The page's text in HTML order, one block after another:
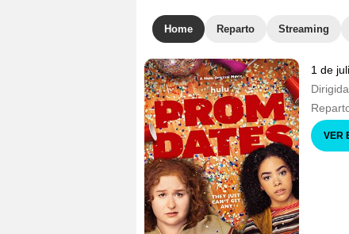
Home Reparto Streaming
1 de
VER